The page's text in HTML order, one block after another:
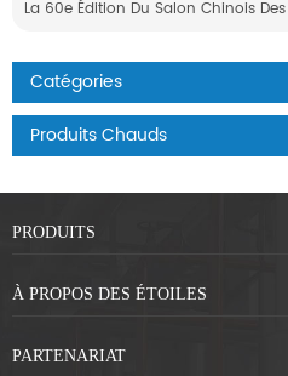
Catégories
Produits Chauds
PRODUITS
À PROPOS DES ÉTOILES
PARTENARIAT